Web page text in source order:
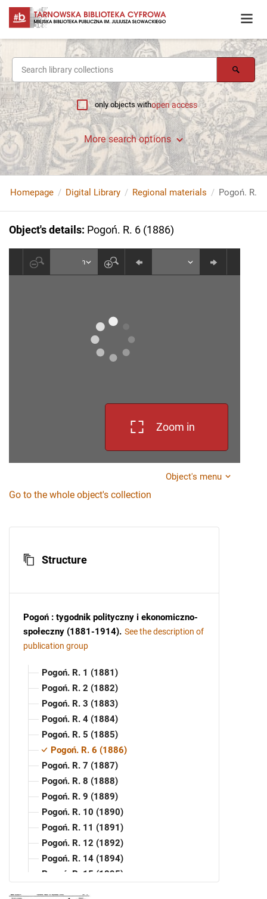
only objects withopen access
More search options
Homepage Digital Library Regional materials Pogoń. R. 6
Object's details: Pogoń. R. 6 (1886)
Zoom in
Object's menu
Go to the whole object's collection
Structure
Pogoń : tygodnik polityczny i ekonomiczno-
społeczny (1881-1914). See the description of
publication group
Pogoń. R. 1 (1881)
Pogoń. R. 2 (1882)
Pogoń. R. 3 (1883)
Pogoń. R. 4 (1884)
Pogoń. R. 5 (1885)
Pogoń. R. 6 (1886)
Pogoń. R. 7 (1887)
Pogoń. R. 8 (1888)
Pogoń. R. 9 (1889)
Pogoń. R. 10 (1890)
Pogoń. R. 11 (1891)
Pogoń. R. 12 (1892)
Pogoń. R. 14 (1894)
Pogoń. R. 15 (1895)